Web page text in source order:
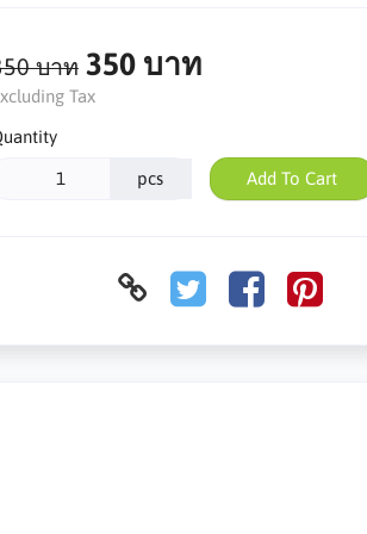
บาท 350 บาท
Tax
pcs Add To Cart